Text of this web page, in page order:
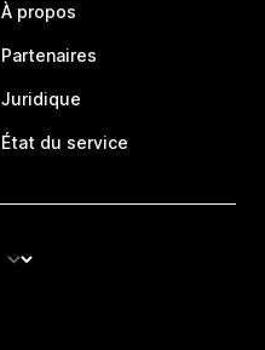
À propos
Partenaires
Juridique
État du service